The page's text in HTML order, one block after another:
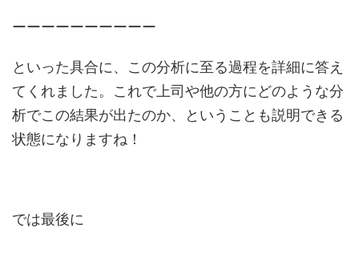
ーーーーーーーーーー
といった具合に、この分析に至る過程を詳細に答え
てくれました。これで上司や他の方にどのような分
析でこの結果が出たのか、ということも説明できる
状態になりますね！
では最後に